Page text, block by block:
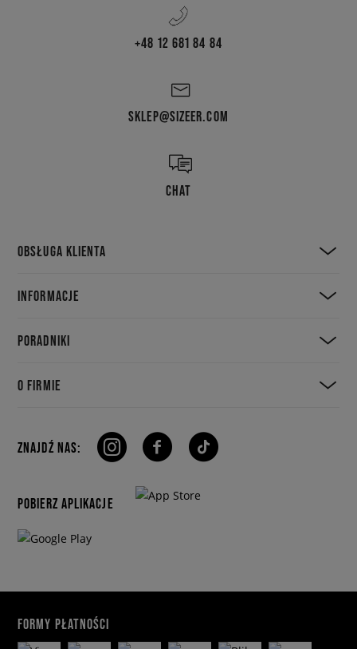
+48 12 681 84 84
SKLEP@SIZEER.COM
CHAT
OBSŁUGA KLIENTA
INFORMACJE
PORADNIKI
O FIRMIE
ZNAJDŹ NAS:
POBIERZ APLIKACJE
FORMY PŁATNOŚCI